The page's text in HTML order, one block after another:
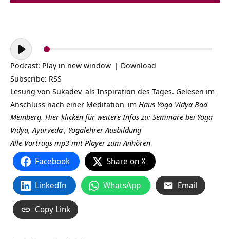
Audio-
Player
Podcast: Play in new window | Download
Subscribe: RSS
Lesung von Sukadev als Inspiration des Tages. Gelesen im
Anschluss nach einer Meditation im Haus Yoga Vidya Bad
Meinberg. Hier klicken für weitere Infos zu: Seminare bei Yoga
Vidya,Ayurveda, Yogalehrer Ausbildung
Alle Vortrags mp3 mit Player zum Anhören
Facebook Share on X
LinkedIn WhatsApp Email
Copy Link